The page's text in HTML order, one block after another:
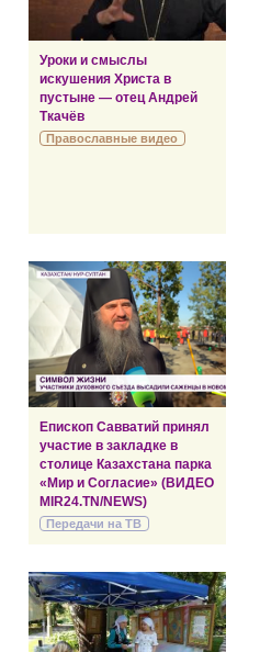
Уроки и смыслы
искушения Христа в
пустыне — отец Андрей
Ткачёв
Православные видео
Епископ Савватий принял
участие в закладке в
столице Казахстана парка
«Мир и Согласие» (ВИДЕО
MIR24.TN/NEWS)
Передачи на ТВ